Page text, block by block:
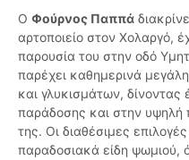
Ο Φούρνος Παππά
αρτοποιείο στον Χολαργό,
παρουσία του στην οδό
παρέχει καθημερινά
και γλυκισμάτων,
παράδοσης και στην υψηλή
της. Οι διαθέσιμες
παραδοσιακά είδη ψωμιού,